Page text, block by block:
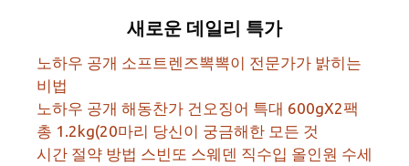
새로운 데일리 특가
노하우 공개 소프트렌즈뽁뽁이 전문가가 밝히는
비법
노하우 공개 해동찬가 건오징어 특대 600gX2팩
총 1.2kg(20마리 당신이 궁금해한 모든 것
시간 절약 방법 스빈또 스웨덴 직수입 올인원 수세